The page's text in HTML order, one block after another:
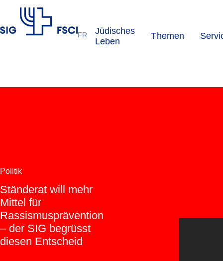
FR
Jüdisches
Leben
Themen
Politik
Ständerat will mehr
Mittel für
Rassismusprävention
– der SIG begrüsst
diesen Entscheid